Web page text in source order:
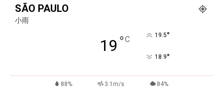
SÃO PAULO
小雨
19 °C 19.5°
18.9°
88% 3.1m/s 84%